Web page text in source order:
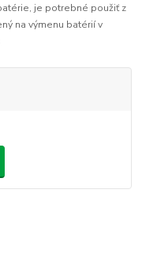
je potrebné použiť z
na výmenu batérií v